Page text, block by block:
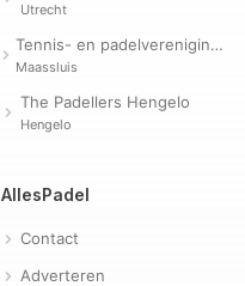
Utrecht
Tennis- en padelvereniging Evergreen
Maassluis
The Padellers Hengelo
Hengelo
AllesPadel
Contact
Adverteren